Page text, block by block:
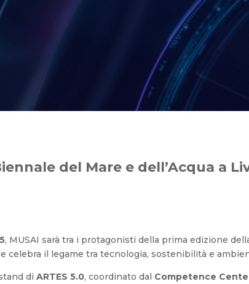
del Mare e
del Mare e dell’Acqua a
, MUSAI sarà tra i protagonisti della prima edizione
celebra il legame tra tecnologia, sostenibilità e
di ARTES 5.0, coordinato dal Competence